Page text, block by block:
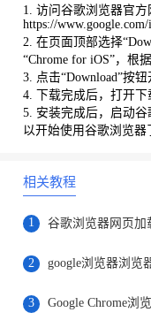
1. 访问谷歌浏览器官方
https://
2. 在页面顶部选择
“Chrome for iOS”，根
3. 点击“Download”按钮
4. 下载完成后，打开下
5. 安装完成后，启动
以开始使用谷歌浏览器
相关教程
1 谷歌浏览器网页加
2
3